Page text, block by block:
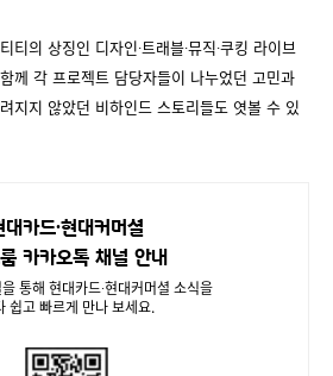
티의 상징인 디자인∙트래블∙뮤직∙쿠킹 라이브
께 각 프로젝트 담당자들이 나누었던 고민과
지지 않았던 비하인드 스토리들도 엿볼 수 있
대카드∙현대커머셜
카카오톡 채널 안내
통해 현대카드∙현대커머셜 소식을
쉽고 빠르게 만나 보세요.